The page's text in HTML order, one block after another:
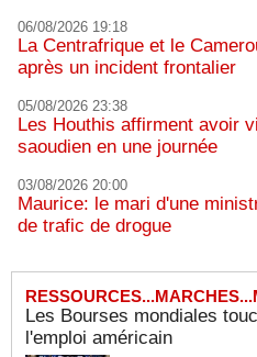
06/08/2026 19:18
La Centrafrique et le
après un incident frontalier
05/08/2026 23:38
Les Houthis affirment avoir
saoudien en une journée
03/08/2026 20:00
Maurice: le mari d'une
de trafic de drogue
Les Bourses mondiales
l'emploi américain